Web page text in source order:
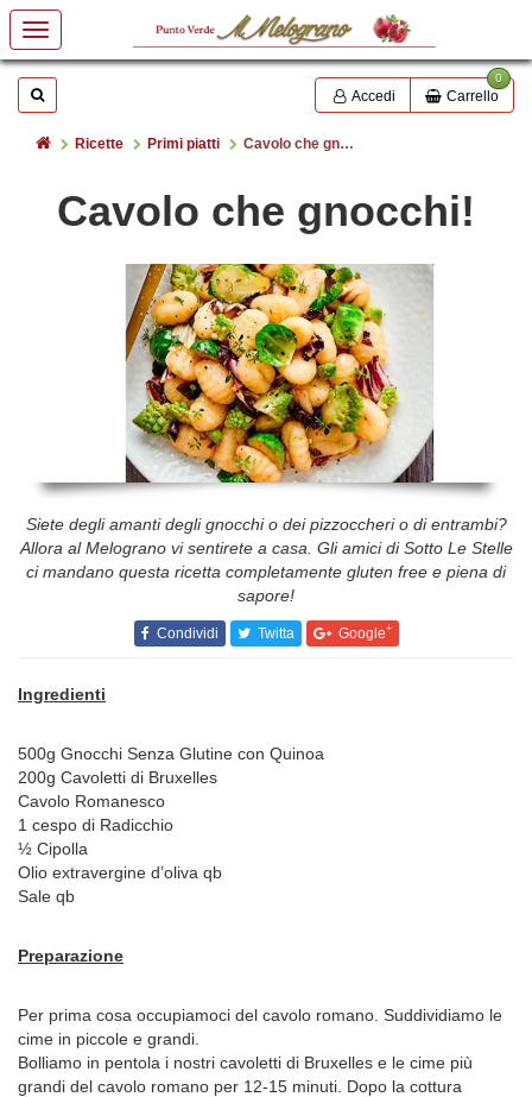
Cerca Accedi
0
Carrello
HomeRicette Primi piatti Cavolo che gnocchi!
Cavolo che gnocchi!
Siete degli amanti degli gnocchi o dei pizzoccheri o di entrambi?
Allora al Melograno vi sentirete a casa. Gli amici di Sotto Le Stelle
ci mandano questa ricetta completamente gluten free e piena di
sapore!
Condividi Twitta Google+
Ingredienti
500g Gnocchi Senza Glutine con Quinoa
200g Cavoletti di Bruxelles
Cavolo Romanesco
1 cespo di Radicchio
½ Cipolla
Olio extravergine d’oliva qb
Sale qb
Preparazione
Per prima cosa occupiamoci del cavolo romano. Suddividiamo le
cime in piccole e grandi.
Bolliamo in pentola i nostri cavoletti di Bruxelles e le cime più
grandi del cavolo romano per 12-15 minuti. Dopo la cottura